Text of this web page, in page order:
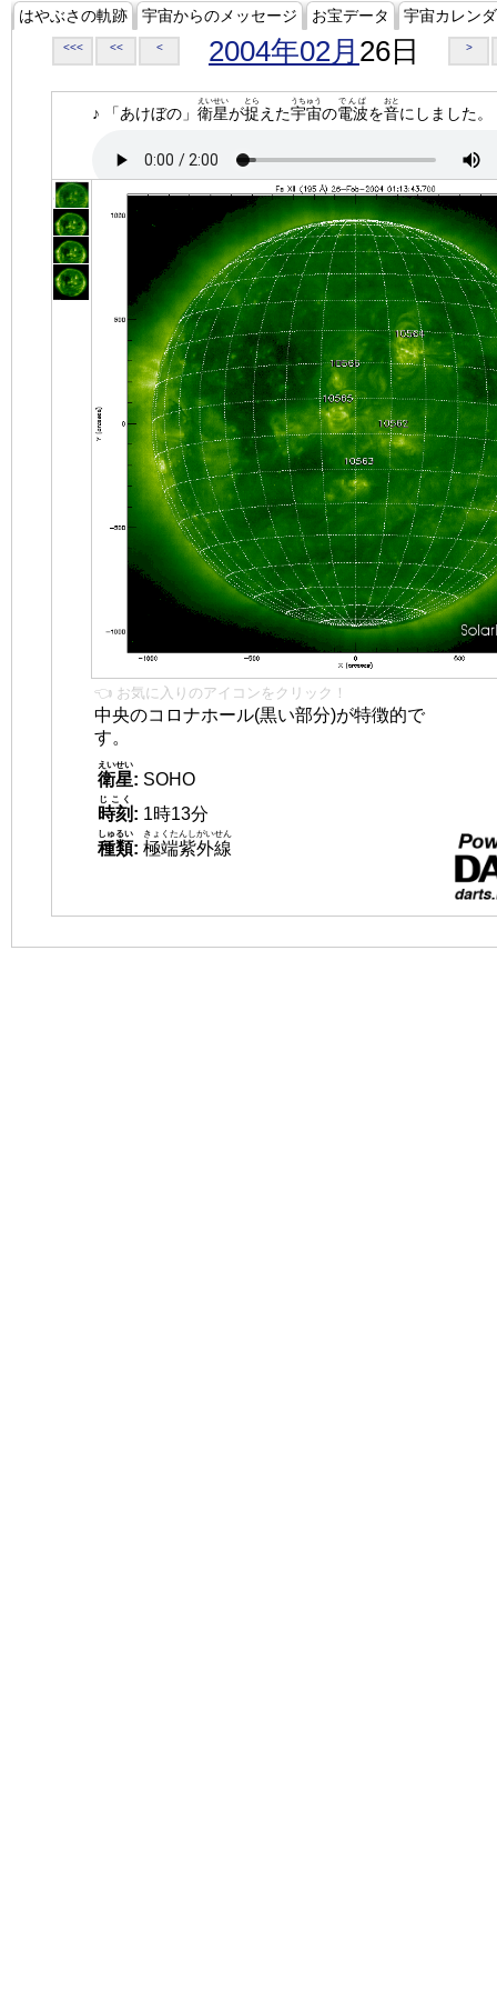
はやぶさの軌跡 宇宙からのメッセージ お宝データ 宇宙カレン
<<< << < 2004年02月 26日 >
♪ 「あけぼの」 衛星
えいせい
が捉
とら
えた宇宙
うちゅう
の電波
でんぱ
を音
おと
にしました。
👈 お気に入りのアイコンをクリック！
中央のコロナホール(黒い部分)が特徴的で
す。
衛星
えいせい
: SOHO
時刻
じこく
: 1時13分
種類
しゅるい
: 極端紫外線
きょくたんしがいせん